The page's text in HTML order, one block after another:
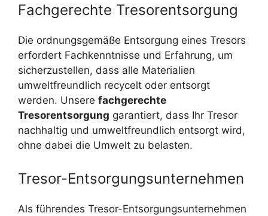
Fachgerechte Tresorentsorgung
Die ordnungsgemäße Entsorgung eines Tresors
erfordert Fachkenntnisse und Erfahrung, um
sicherzustellen, dass alle Materialien
umweltfreundlich recycelt oder entsorgt
werden. Unsere fachgerechte
Tresorentsorgung garantiert, dass Ihr Tresor
nachhaltig und umweltfreundlich entsorgt wird,
ohne dabei die Umwelt zu belasten.
Tresor-Entsorgungsunternehmen
Als führendes Tresor-Entsorgungsunternehmen